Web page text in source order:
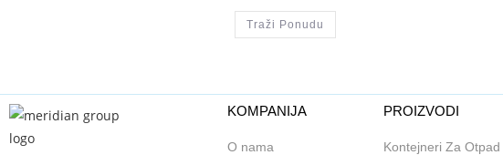
Traži Ponudu
KOMPANIJA
O nama
PROIZVODI
Kontejneri Za Otpad